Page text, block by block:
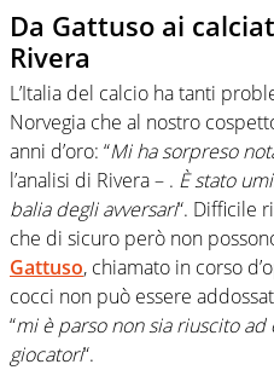
Da Gattuso ai
Rivera
L’Italia del calcio ha tanti
Norvegia che al nostro
anni d’oro: “Mi ha sorpreso
l’analisi di Rivera – . È stato
balia degli avversari“. Difficile
che di sicuro però non
Gattuso, chiamato in corso
cocci non può essere
“mi è parso non sia riuscito
giocatori“.